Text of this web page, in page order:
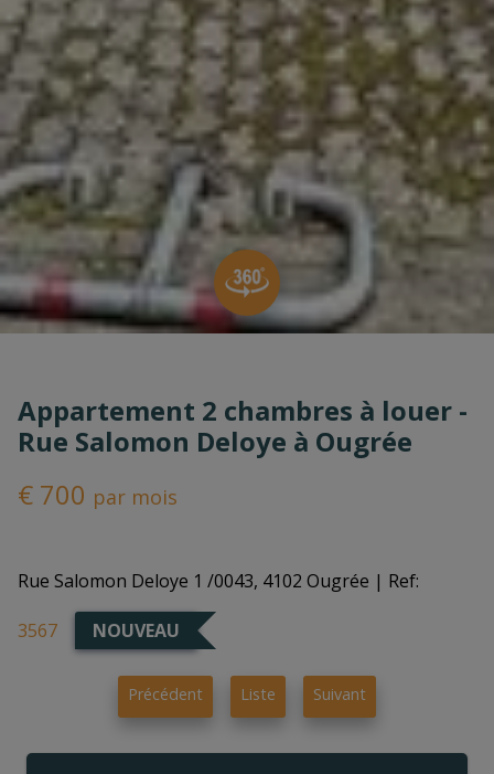
Appartement 2 chambres à louer -
Rue Salomon Deloye à Ougrée
€ 700 par mois
Rue Salomon Deloye 1 /0043, 4102 Ougrée | Ref:
3567 NOUVEAU
Précédent Liste Suivant